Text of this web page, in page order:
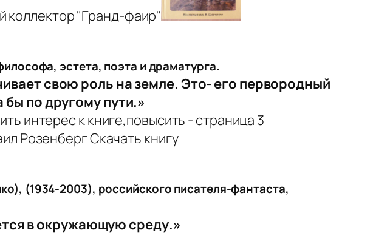
эстета, поэта и драматурга.
свою роль на земле. Это- его первородный
по другому пути.»
(1934-2003), российского писателя-фантаста,
в окружающую среду.»